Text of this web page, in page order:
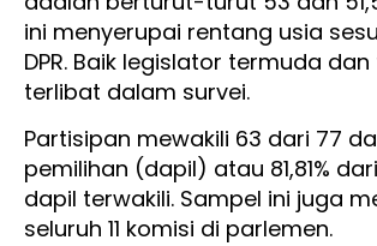
ini menyerupai rentang usia
DPR. Baik legislator termuda
terlibat dalam survei.
Partisipan mewakili 63 dari 77
pemilihan (dapil) atau 81,81%
dapil terwakili. Sampel ini juga
seluruh 11 komisi di parlemen.